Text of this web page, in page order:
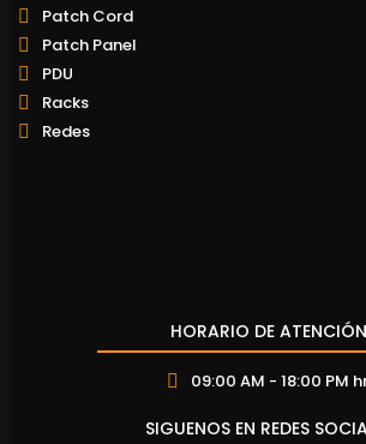
Patch Cord
Patch Panel
PDU
Racks
Redes
HORARIO DE ATENCIÓN
09:00 AM - 18:00 PM
SIGUENOS EN REDES